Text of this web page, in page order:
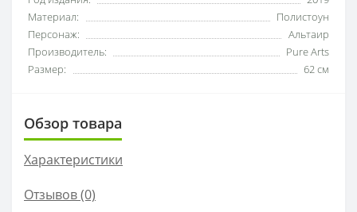
Материал:
Полистоун
Персонаж:
Альтаир
Производитель:
Pure Arts
Размер:
62 см
Обзор товара
Характеристики
Отзывов (0)